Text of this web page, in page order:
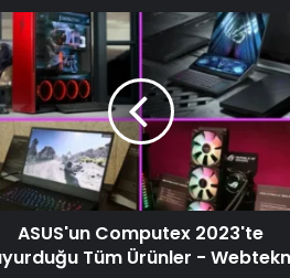
ASUS'un Computex 2023'te
Tüm Ürünler -